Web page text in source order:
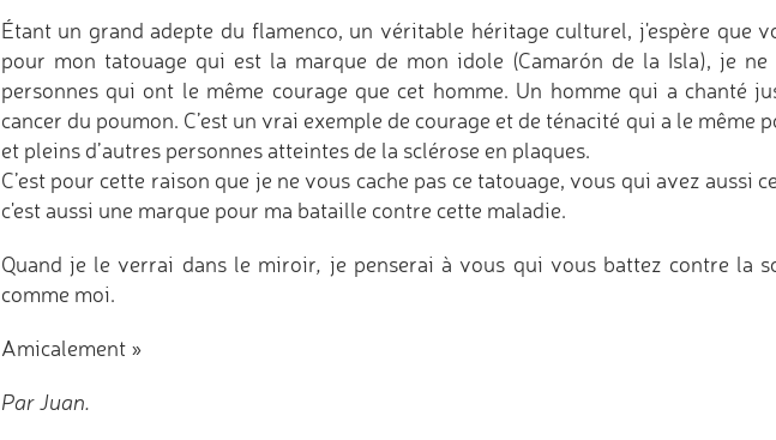
Étant un grand adepte du flamenco, un véritable héritage culturel, j'espère que
pour mon tatouage qui est la marque de mon idole (Camarón de la Isla), je ne
personnes qui ont le même courage que cet homme. Un homme qui a chanté
cancer du poumon. C’est un vrai exemple de courage et de ténacité qui a le même
et pleins d’autres personnes atteintes de la sclérose en plaques.
C’est pour cette raison que je ne vous cache pas ce tatouage, vous qui avez aussi
c'est aussi une marque pour ma bataille contre cette maladie.
Quand je le verrai dans le miroir, je penserai à vous qui vous battez contre la
comme moi.
Amicalement »
Par Juan.